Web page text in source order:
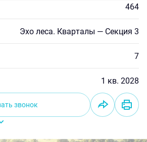
464
Эхо леса. Кварталы — Секция 3
7
1 кв. 2028
звонок